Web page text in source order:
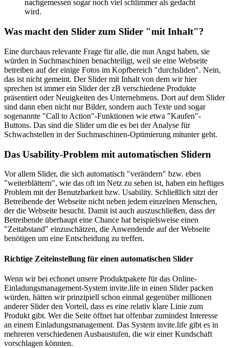
nachgemessen sogar noch viel schlimmer als gedacht
wird.
Was macht den Slider zum Slider "mit Inhalt"?
Eine durchaus relevante Frage für alle, die nun Angst haben, sie
würden in Suchmaschinen benachteiligt, weil sie eine Webseite
betreiben auf der einige Fotos im Kopfbereich "durchsliden". Nein,
das ist nicht gemeint. Der Slider mit Inhalt von dem wir hier
sprechen ist immer ein Slider der zB verschiedene Produkte
präsentiert oder Neuigkeiten des Unternehmens. Dort auf dem Slider
sind dann eben nicht nur Bilder, sondern auch Texte und sogar
sogenannte "Call to Action"-Funktionen wie etwa "Kaufen"-
Buttons. Das sind die Slider um die es bei der Analyse für
Schwachstellen in der Suchmaschinen-Optimierung mitunter geht.
Das Usability-Problem mit automatischen Slidern
Vor allem Slider, die sich automatisch "verändern" bzw. eben
"weiterblättern", wie das oft im Netz zu sehen ist, haben ein heftiges
Problem mit der Benutzbarkeit bzw. Usability. Schließlich sitzt der
Betreibende der Webseite nicht neben jedem einzelnen Menschen,
der die Webseite besucht. Damit ist auch auszuschließen, dass der
Betreibende überhaupt eine Chance hat beispielsweise einen
"Zeitabstand" einzuschätzen, die Anwendende auf der Webseite
benötigen um eine Entscheidung zu treffen.
Richtige Zeiteinstellung für einen automatischen Slider
Wenn wir bei echonet unsere Produktpakete für das Online-
Einladungsmanagement-System invite.life in einen Slider packen
würden, hätten wir prinzipiell schon einmal gegenüber millionen
anderer Slider den Vorteil, dass es eine relativ klare Linie zum
Produkt gibt. Wer die Seite öffnet hat offenbar zumindest Interesse
an einem Einladungsmanagement. Das System invite.life gibt es in
mehreren verschiedenen Ausbaustufen, die wir einer Kundschaft
vorschlagen könnten.